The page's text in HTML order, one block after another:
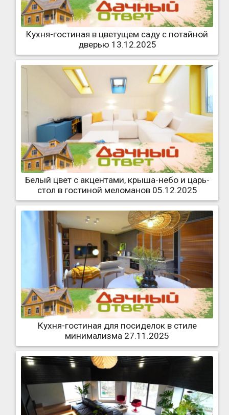
Кухня-гостиная в цветущем саду с потайной
дверью 13.12.2025
Белый цвет с акцентами, крыша-небо и царь-
стол в гостиной меломанов 05.12.2025
Кухня-гостиная для посиделок в стиле
минимализма 27.11.2025